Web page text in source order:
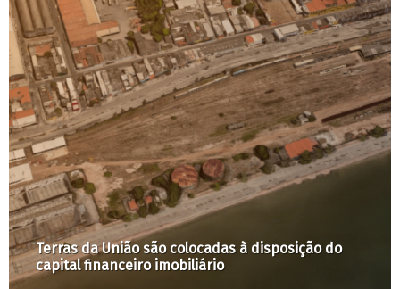
Terras da União são colocadas à disposição do
capital financeiro imobiliário